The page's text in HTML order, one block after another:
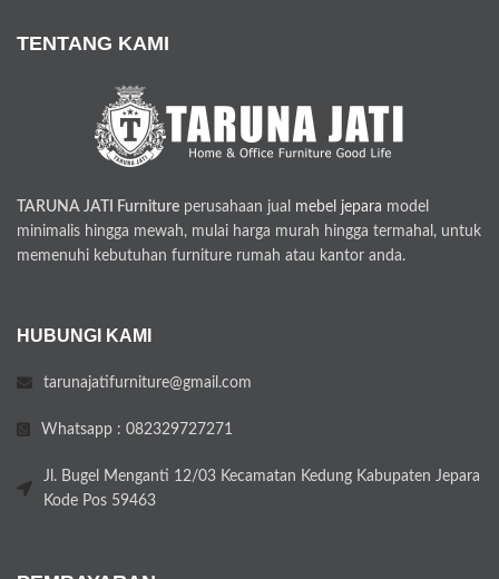
TENTANG KAMI
TARUNA JATI Furniture perusahaan jual mebel jepara model
minimalis hingga mewah, mulai harga murah hingga termahal, untuk
memenuhi kebutuhan furniture rumah atau kantor anda.
HUBUNGI KAMI
tarunajatifurniture@gmail.com
Whatsapp : 082329727271
Jl. Bugel Menganti 12/03 Kecamatan Kedung Kabupaten Jepara
Kode Pos 59463